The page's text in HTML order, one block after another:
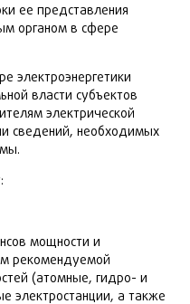
ее представления
органом в сфере
электроэнергетики
власти субъектов
электрической
сведений, необходимых
мощности и
рекомендуемой
(атомные, гидро- и
электростанции, а также